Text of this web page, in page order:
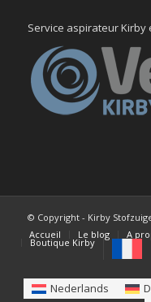
Service aspirateur Kirby
© Copyright - Kirby
Accueil
Le blog A
Boutique Kirby
Nederlands